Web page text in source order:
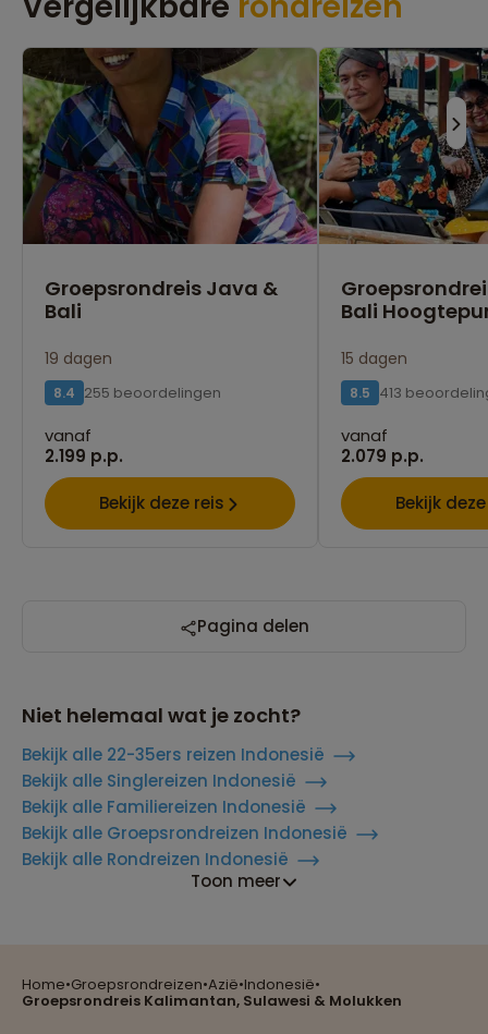
Home•Groepsrondreizen•Azië•Indonesië•
Groepsrondreis Kalimantan, Sulawesi & Molukken
Groepsrondreis Java &
Bali
19 dagen
8.4 255 beoordelingen
vanaf
2.199 p.p.
Bekijk deze reis
Bali
15 dagen
8.5 413
vanaf
2.079 p.p.
Bekijk
Pagina delen
Niet helemaal wat je zocht?
Bekijk alle 22-35ers reizen Indonesië
Bekijk alle Singlereizen Indonesië
Bekijk alle Familiereizen Indonesië
Bekijk alle Groepsrondreizen Indonesië
Bekijk alle Rondreizen Indonesië
Toon meer
Reizen met oog voor mens, cultuur en milieu